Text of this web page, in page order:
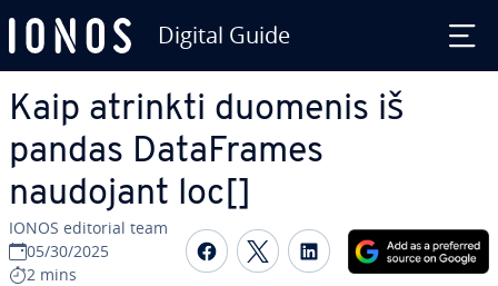
Digital Guide
Kaip atrinkti duomenis iš
pandas Da­taF­ra­mes
naudojant loc[]
IONOS editorial team
05/30/2025
2 mins
Share on Facebook
Share on Twitter
Share on